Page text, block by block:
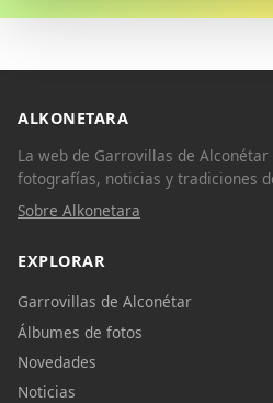
ALKONETARA
La web de Garrovillas de
fotografías, noticias y tradiciones
Sobre Alkonetara
EXPLORAR
Garrovillas de Alconétar
Álbumes de fotos
Novedades
Noticias